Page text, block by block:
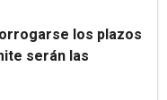
los plazos
serán las